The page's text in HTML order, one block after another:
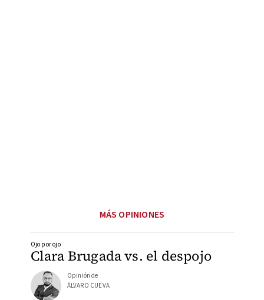
MÁS OPINIONES
Clara Brugada vs. el despojo
Ojo por ojo
Opinión de
ÁLVARO CUEVA